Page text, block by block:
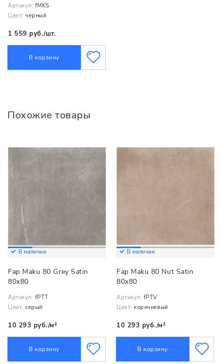
Артикул: fMKS
Цвет: черный
1 559 руб./шт.
В корзину
Похожие товары
В наличии
Fap Maku 80 Grey Satin
80x80
Артикул: fPTT
Цвет: серый
10 293 руб./м²
В корзину
В наличии
Fap Maku 80 Nut Satin
80x80
Артикул: fPTV
Цвет: коричневый
10 293 руб./м²
В корзину